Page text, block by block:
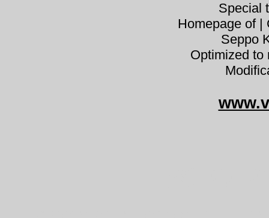
Special
Homepage of |
Seppo
Optimized to